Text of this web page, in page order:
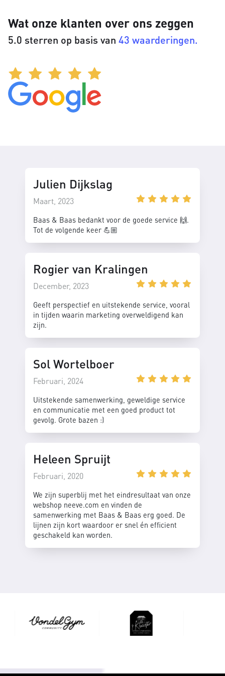
Wat onze klanten over ons zeggen
5.0 sterren op basis van 43 waarderingen.
Julien Dijkslag
Maart, 2023
Baas & Baas bedankt voor de goede service 🙌.
Tot de volgende keer 💪🏼
Rogier van Kralingen
December, 2023
Geeft perspectief en uitstekende service, vooral
in tijden waarin marketing overweldigend kan
zijn.
Sol Wortelboer
Februari, 2024
Uitstekende samenwerking, geweldige service
en communicatie met een goed product tot
gevolg. Grote bazen :)
Heleen Spruijt
Februari, 2020
We zijn superblij met het eindresultaat van onze
webshop neeve.com en vinden de
samenwerking met Baas & Baas erg goed. De
lijnen zijn kort waardoor er snel én efficient
geschakeld kan worden.